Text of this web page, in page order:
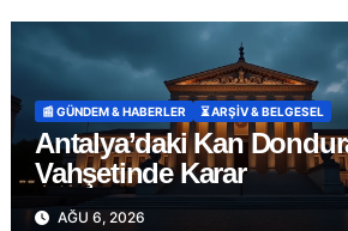
📰 GÜNDEM & HABERLER ⏳ ARŞİV & BELGESEL
Antalya’daki Kan
Vahşetinde Karar
AĞU 6, 2026